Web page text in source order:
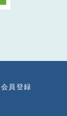
会員登録